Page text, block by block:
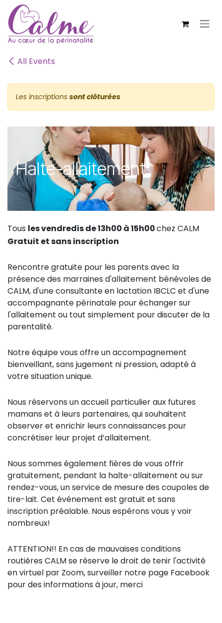
SE RENDRE AU CONTENU
All Events
Les inscriptions sont clôturées
Halte-allaitement
Tous les vendredis de 13h00 à 15h00chez CALM
Gratuit et sans inscription
Rencontre gratuite pour les parents avec la
présence des marraines d'allaitement bénévoles de
CALM, d'une consultante en lactation IBCLC et d'une
accompagnante périnatale pour échanger sur
l'allaitement ou tout simplement pour discuter de la
parentalité.
Notre équipe vous offre un accompagnement
bienveillant, sans jugement ni pression, adapté à
votre situation unique.
Nous réservons un accueil particulier aux futures
mamans et à leurs partenaires, qui souhaitent
observer et enrichir leurs connaissances pour
concrétiser leur projet d’allaitement.
Nous sommes également fières de vous offrir
gratuitement, pendant la halte-allaitement ou sur
rendez-vous, un service de mesure des coupoles de
tire-lait. Cet événement est gratuit et sans
inscription préalable. Nous espérons vous y voir
nombreux!
ATTENTION!! En cas de mauvaises conditions
routières CALM se réserve le droit de tenir l'activité
en virtuel par Zoom, surveiller notre page Facebook
pour des informations à jour, merci